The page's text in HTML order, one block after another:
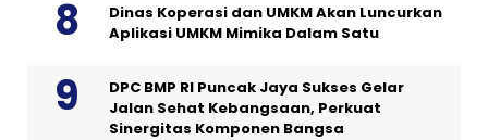
Dinas Koperasi dan UMKM Akan Luncurkan
Aplikasi UMKM Mimika Dalam Satu
DPC BMP RI Puncak Jaya Sukses Gelar
Jalan Sehat Kebangsaan, Perkuat
Sinergitas Komponen Bangsa